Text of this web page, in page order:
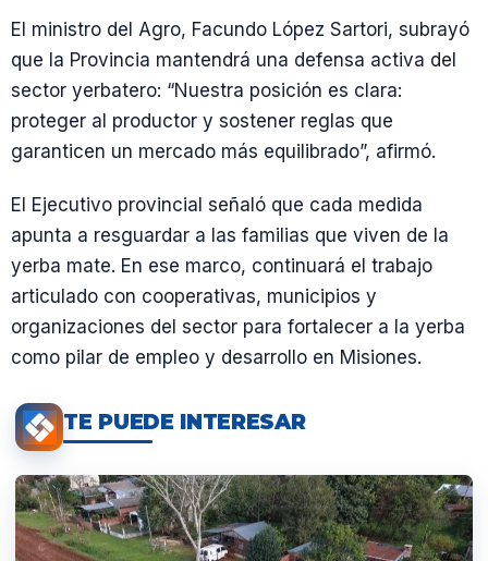
El ministro del Agro, Facundo López Sartori, subrayó
que la Provincia mantendrá una defensa activa del
sector yerbatero: “Nuestra posición es clara:
proteger al productor y sostener reglas que
garanticen un mercado más equilibrado”, afirmó.
El Ejecutivo provincial señaló que cada medida
apunta a resguardar a las familias que viven de la
yerba mate. En ese marco, continuará el trabajo
articulado con cooperativas, municipios y
organizaciones del sector para fortalecer a la yerba
como pilar de empleo y desarrollo en Misiones.
TE PUEDE INTERESAR